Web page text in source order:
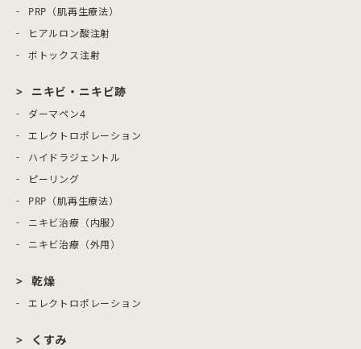
PRP（肌再生療法）
ヒアルロン酸注射
ボトックス注射
ニキビ・ニキビ跡
ダーマペン4
エレクトロポレーション
ハイドラジェントル
ピーリング
PRP（肌再生療法）
ニキビ治療（内服）
ニキビ治療（外用）
乾燥
エレクトロポレーション
くすみ